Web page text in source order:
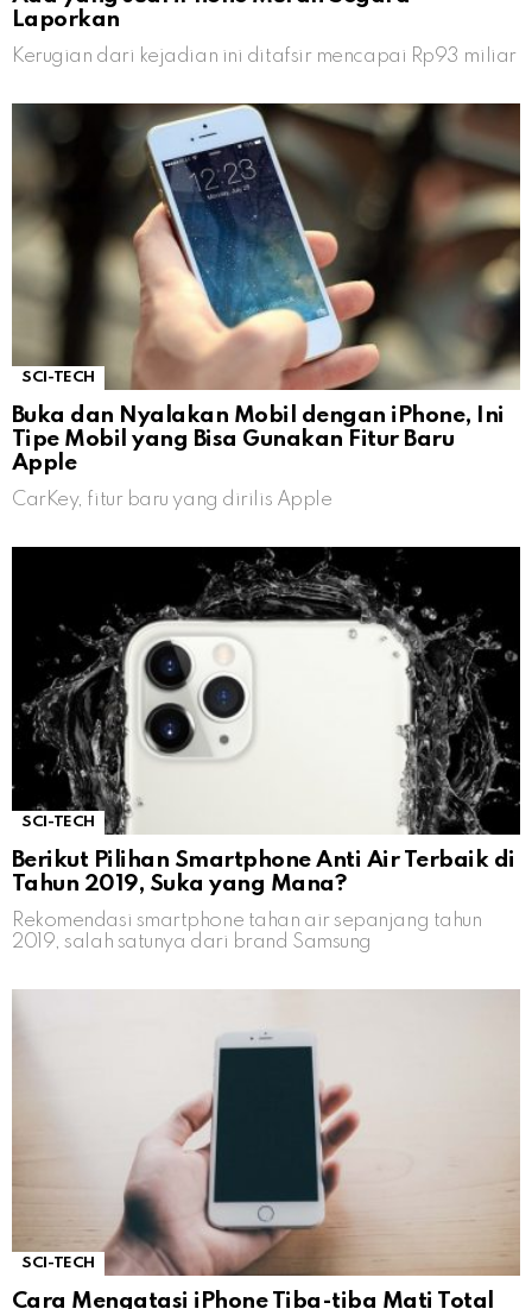
Laporkan
Kerugian dari kejadian ini ditafsir mencapai Rp93 miliar
SCI-TECH
Buka dan Nyalakan Mobil dengan iPhone, Ini
Tipe Mobil yang Bisa Gunakan Fitur Baru
Apple
CarKey, fitur baru yang dirilis Apple
SCI-TECH
Berikut Pilihan Smartphone Anti Air Terbaik di
Tahun 2019, Suka yang Mana?
Rekomendasi smartphone tahan air sepanjang tahun
2019, salah satunya dari brand Samsung
SCI-TECH
Cara Mengatasi iPhone Tiba-tiba Mati Total